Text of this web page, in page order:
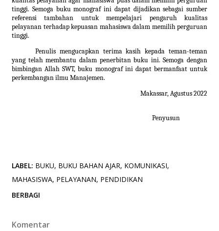
tinggi. Semoga buku monograf ini dapat dijadikan sebagai sumber
referensi tambahan untuk mempelajari pengaruh kualitas
pelayanan terhadap kepuasan mahasiswa dalam memilih perguruan
tinggi.
Penulis mengucapkan terima kasih kepada teman-teman
yang telah membantu dalam penerbitan buku ini. Semoga dengan
bimbingan Allah SWT, buku monograf ini dapat bermanfaat untuk
perkembangan ilmu Manajemen.
Makassar, Agustus 2022
Penyusun
LABEL: BUKU BUKU BAHAN AJAR KOMUNIKASI
MAHASISWA PELAYANAN PENDIDIKAN
BERBAGI
Komentar